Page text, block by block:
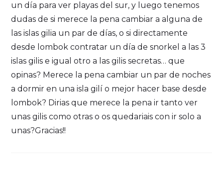
un día para ver playas del sur, y luego tenemos
dudas de si merece la pena cambiar a alguna de
las islas gilia un par de días, o si directamente
desde lombok contratar un día de snorkel a las 3
islas gilis e igual otro a las gilis secretas… que
opinas? Merece la pena cambiar un par de noches
a dormir en una isla gilí o mejor hacer base desde
lombok? Dirias que merece la pena ir tanto ver
unas gilis como otras o os quedariais con ir solo a
unas?Gracias!!